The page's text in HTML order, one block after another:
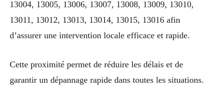
13004, 13005, 13006, 13007, 13008, 13009, 13010,
13011, 13012, 13013, 13014, 13015, 13016 afin
d’assurer une intervention locale efficace et rapide.
Cette proximité permet de réduire les délais et de
garantir un dépannage rapide dans toutes les situations.